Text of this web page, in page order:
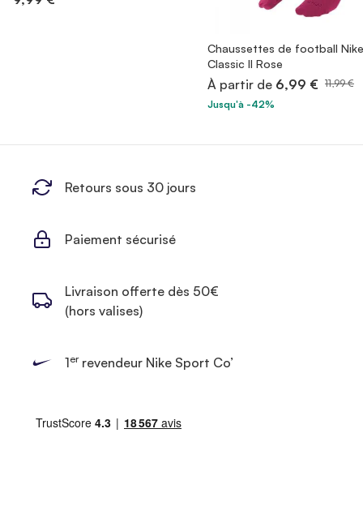
Chaussettes de football Nike
Classic II Rose
À partir de 6,99 € 11,99 €
Jusqu'à -42%
Retours sous 30 jours
Paiement sécurisé
Livraison offerte dès 50€
(hors valises)
1errevendeur Nike Sport Co’